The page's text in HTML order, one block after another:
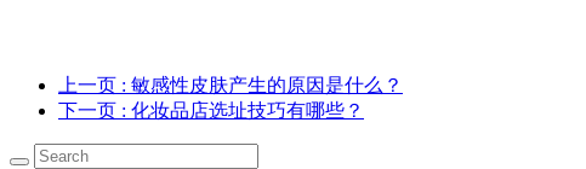
上一页 : 敏感性皮肤产生的原因是什么？
下一页 : 化妆品店选址技巧有哪些？